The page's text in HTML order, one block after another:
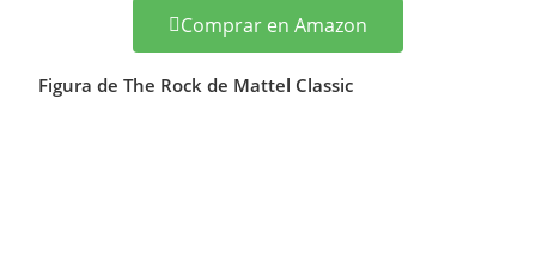
Comprar en Amazon
Figura de The Rock de Mattel Classic